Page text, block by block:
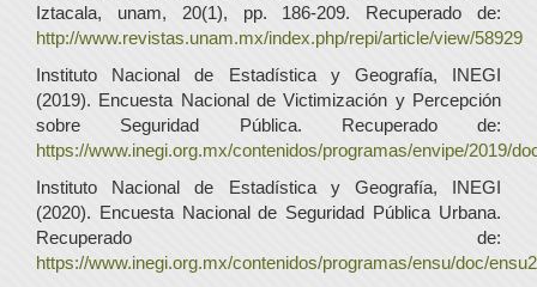
Iztacala, unam, 20(1), pp. 186-209. Recuperado de:
http://www.revistas.unam.mx/index.php/repi/article/view/58929
Instituto Nacional de Estadística y Geografía, INEGI
(2019). Encuesta Nacional de Victimización y Percepción
sobre Seguridad Pública. Recuperado de:
https://www.inegi.org.mx/contenidos/programas/envipe/2019/
Instituto Nacional de Estadística y Geografía, INEGI
(2020). Encuesta Nacional de Seguridad Pública Urbana.
Recuperado de:
https://www.inegi.org.mx/contenidos/programas/ensu/doc/